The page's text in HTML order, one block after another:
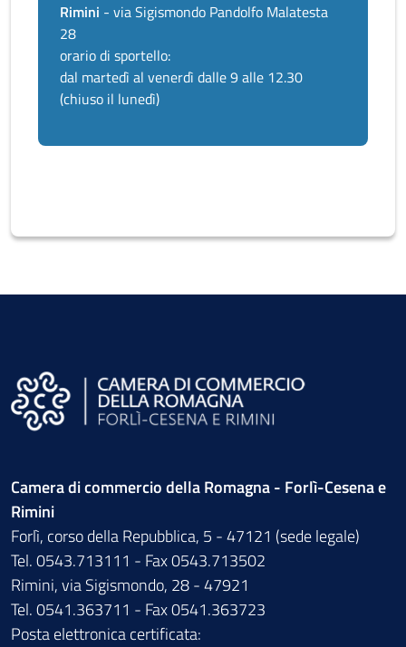
Rimini - via Sigismondo Pandolfo Malatesta
28
orario di sportello:
dal martedì al venerdì dalle 9 alle 12.30
(chiuso il lunedì)
Camera di commercio della Romagna - Forlì-Cesena e
Rimini
Forlì, corso della Repubblica, 5 - 47121 (sede legale)
Tel. 0543.713111 - Fax 0543.713502
Rimini, via Sigismondo, 28 - 47921
Tel. 0541.363711 - Fax 0541.363723
Posta elettronica certificata: